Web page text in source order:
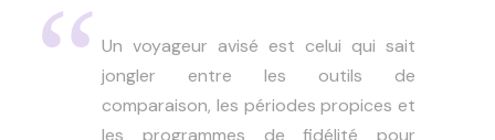
Un voyageur avisé est celui qui sait
jongler entre les outils de
comparaison, les périodes propices et